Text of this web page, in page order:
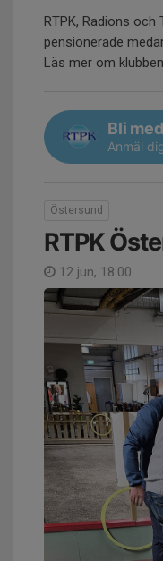
RTPK, Radions
pensionerade
Läs mer om
Bli
Anmäl
Östersund
RTPK
12 jun, 18:00